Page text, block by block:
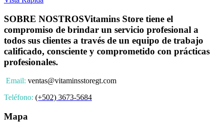
SOBRE NOSTROSVitamins Store tiene el
compromiso de brindar un servicio profesional a
todos sus clientes a través de un equipo de trabajo
calificado, consciente y comprometido con prácticas
profesionales.
Email: ventas@vitaminsstoregt.com
Teléfono: (+502) 3673-5684
Mapa